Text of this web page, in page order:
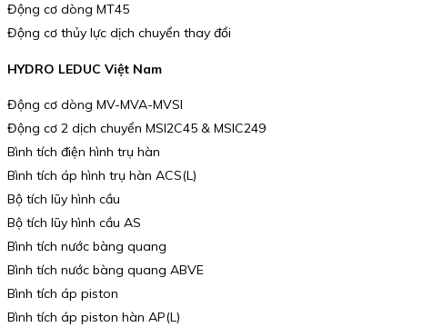
Động cơ dòng MT45
Động cơ thủy lực dịch chuyển thay đổi
HYDRO LEDUC Việt Nam
Động cơ dòng MV-MVA-MVSI
Động cơ 2 dịch chuyển MSI2C45 & MSIC249
Bình tích điện hình trụ hàn
Bình tích áp hình trụ hàn ACS(L)
Bộ tích lũy hình cầu
Bộ tích lũy hình cầu AS
Bình tích nước bàng quang
Bình tích nước bàng quang ABVE
Bình tích áp piston
Bình tích áp piston hàn AP(L)